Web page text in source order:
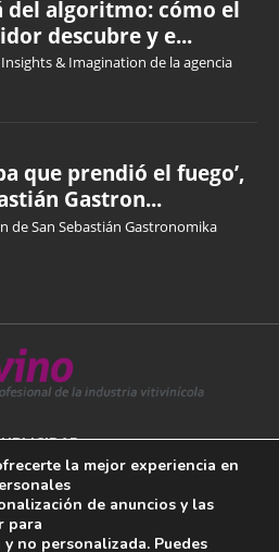
del algoritmo: cómo el
descubre y e...
& Imagination de la agencia
que prendió el fuego’,
Gastron...
de San Sebastián Gastronomika
la mejor experiencia en
de anuncios y las
para
no personalizada. Puedes